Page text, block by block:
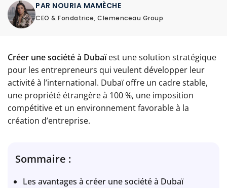
PAR NOURIA MAMÈCHE
CEO & Fondatrice, Clemenceau Group
Créer une société à Dubaïest une solution stratégique
pour les entrepreneurs qui veulent développer leur
activité à l’international. Dubaï offre un cadre stable,
une propriété étrangère à 100 %, une imposition
compétitive et un environnement favorable à la
création d’entreprise.
Sommaire :
Les avantages à créer une société à Dubaï